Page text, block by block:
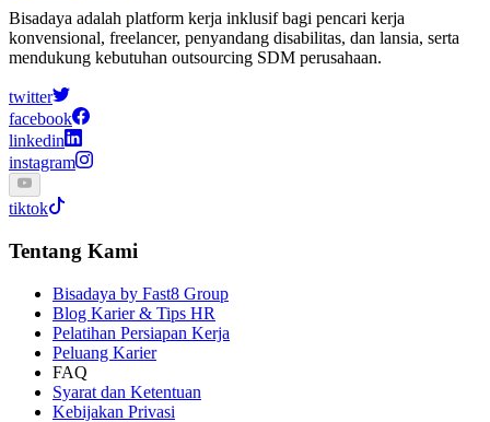
Bisadaya adalah platform kerja inklusif bagi pencari kerja
konvensional, freelancer, penyandang disabilitas, dan lansia, serta
mendukung kebutuhan outsourcing SDM perusahaan.
twitter
facebook
linkedin
instagram
tiktok
Tentang Kami
Bisadaya by Fast8 Group
Blog Karier & Tips HR
Pelatihan Persiapan Kerja
Peluang Karier
FAQ
Syarat dan Ketentuan
Kebijakan Privasi